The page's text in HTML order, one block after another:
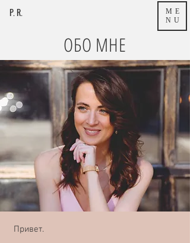
P. R.
ME
NU
ОБО МНЕ
Привет.